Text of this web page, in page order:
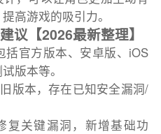
高游戏的吸引力。
议【2026最新整理】
括官方版本、安卓版、iOS
版本等。
版本，存在已知安全漏洞/
复关键漏洞，新增基础功